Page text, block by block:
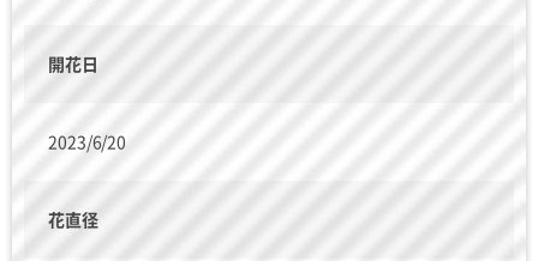
開花日
2023/6/20
花直径